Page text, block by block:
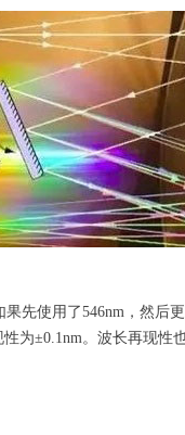
先使用了546nm，然后
为±0.1nm。波长再现性